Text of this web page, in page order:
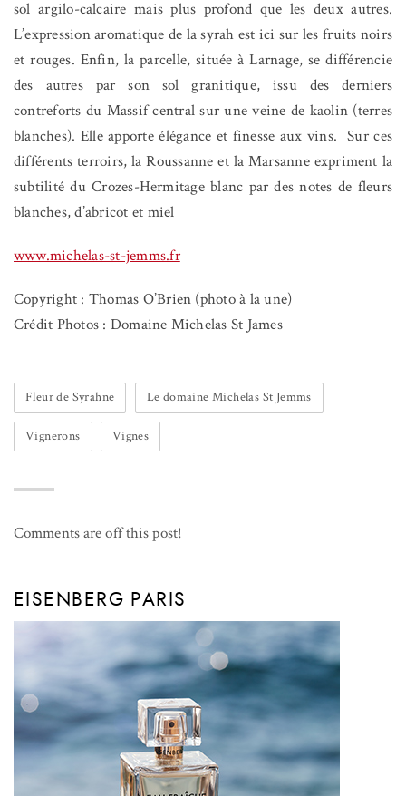
sol argilo-calcaire mais plus profond que les deux autres.
L’expression aromatique de la syrah est ici sur les fruits noirs
et rouges. Enfin, la parcelle, située à Larnage, se différencie
des autres par son sol granitique, issu des derniers
contreforts du Massif central sur une veine de kaolin (terres
blanches). Elle apporte élégance et finesse aux vins. Sur ces
différents terroirs, la Roussanne et la Marsanne expriment la
subtilité du Crozes-Hermitage blanc par des notes de fleurs
blanches, d’abricot et miel
www.michelas-st-jemms.fr
Copyright : Thomas O’Brien (photo à la une)
Crédit Photos : Domaine Michelas St James
Fleur de Syrahne Le domaine Michelas St Jemms
Vignerons Vignes
Comments are off this post!
EISENBERG PARIS